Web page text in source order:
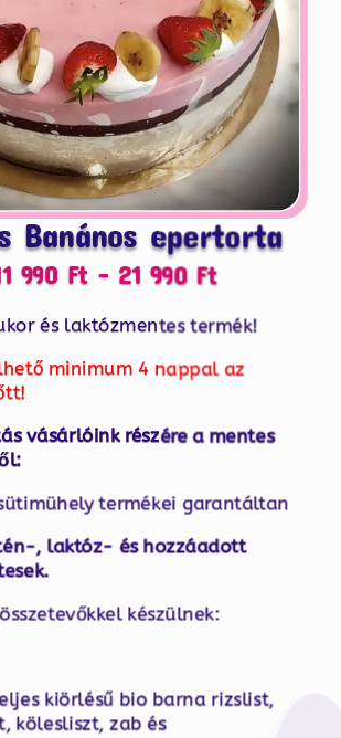
Banános epertorta
990 Ft – 21 990Ft
990 Ft
-
21
és laktózmentes termék!
minimum 4 nappal az
vásárlóink részére a mentes
termékei garantáltan
, laktóz- és hozzáadott
készülnek:
kiörlésű bio barna rizslist,
kölesliszt, zab és